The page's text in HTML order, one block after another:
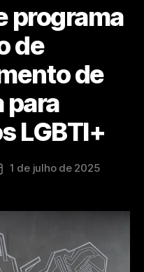
programa
de
de
para
LGBTI+
1 de julho de 2025